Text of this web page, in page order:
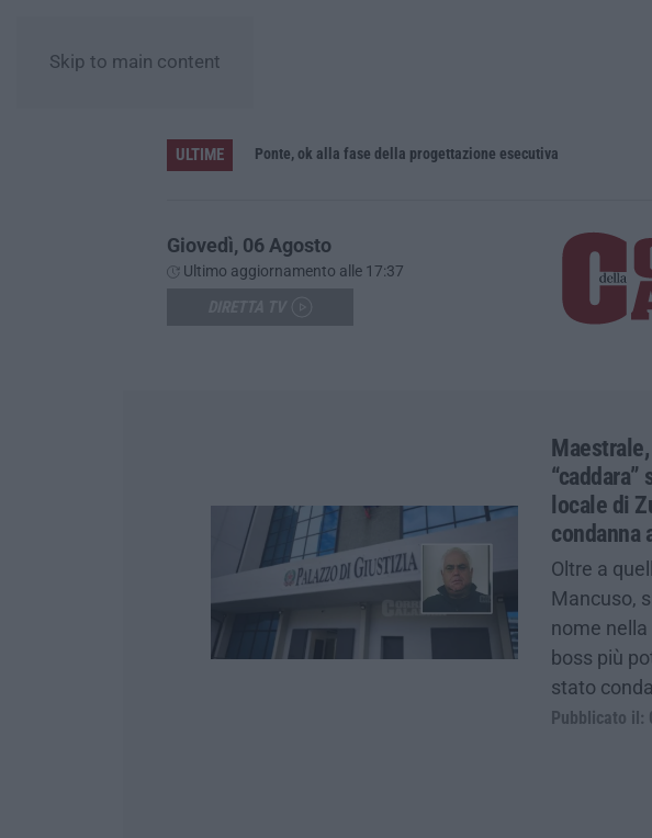
Skip to main content
ULTIME
L’Orchestra Filarmonica della Calabria protagonista su Rai Due. Il 9 Agosto in onda “La Notte del Mare” Ponte, ok alla fase della progettazione esecutiva
Giovedì, 06 Agosto
Ultimo aggiornamento alle 17:37
“caddara”
locale di
condanna
Oltre a
Mancuso,
nome
boss più
stato
Pubblicato il: